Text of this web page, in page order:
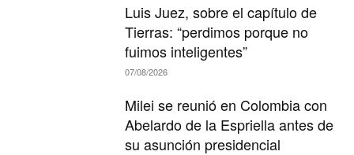
Luis Juez, sobre el capítulo de
Tierras: “perdimos porque no
fuimos inteligentes”
07/08/2026
Milei se reunió en Colombia con
Abelardo de la Espriella antes de
su asunción presidencial